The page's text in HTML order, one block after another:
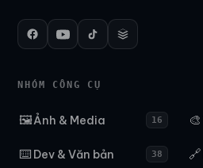
NHÓM CÔNG CỤ
🖼️Ảnh & Media 16 🎨
⌨️ Dev & Văn bản 38 🔗